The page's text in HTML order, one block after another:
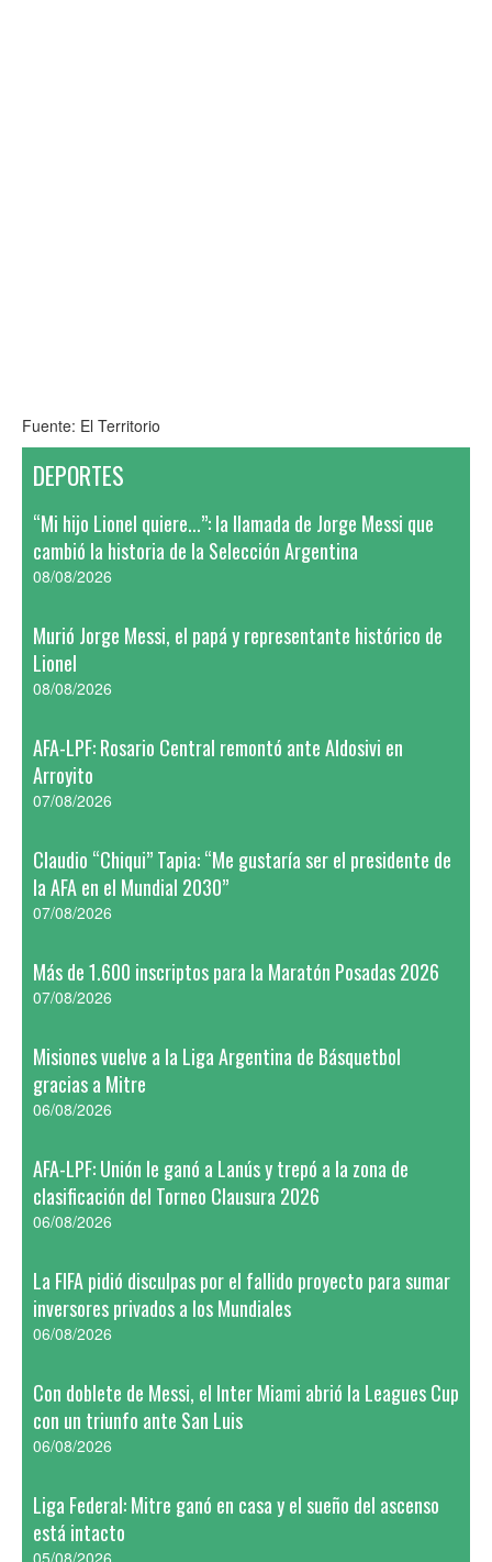
Fuente: El Territorio
DEPORTES
“Mi hijo Lionel quiere...”: la llamada de Jorge Messi que
cambió la historia de la Selección Argentina
08/08/2026
Murió Jorge Messi, el papá y representante histórico de
Lionel
08/08/2026
AFA-LPF: Rosario Central remontó ante Aldosivi en
Arroyito
07/08/2026
Claudio “Chiqui” Tapia: “Me gustaría ser el presidente de
la AFA en el Mundial 2030”
07/08/2026
Más de 1.600 inscriptos para la Maratón Posadas 2026
07/08/2026
Misiones vuelve a la Liga Argentina de Básquetbol
gracias a Mitre
06/08/2026
AFA-LPF: Unión le ganó a Lanús y trepó a la zona de
clasificación del Torneo Clausura 2026
06/08/2026
La FIFA pidió disculpas por el fallido proyecto para sumar
inversores privados a los Mundiales
06/08/2026
Con doblete de Messi, el Inter Miami abrió la Leagues Cup
con un triunfo ante San Luis
06/08/2026
Liga Federal: Mitre ganó en casa y el sueño del ascenso
está intacto
05/08/2026